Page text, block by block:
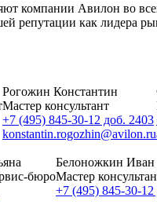
компании Авилон во
репутации как лидера
Рогожин Константин
Мастер консультант
+7 (495) 845-30-12 доб. 2403
konstantin.rogozhin@avilon.ru
бюро
Белоножкин Иван
Мастер
+7 (495) 845-30-12